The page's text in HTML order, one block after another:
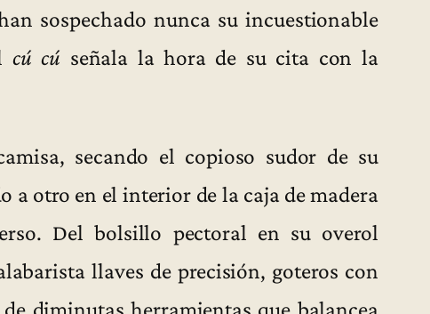
sospechado nunca su incuestionable
cú cú señala la hora de su cita con la
secando el copioso sudor de su
a otro en el interior de la caja de madera
Del bolsillo pectoral en su overol
llaves de precisión, goteros con
diminutas herramientas que balancea